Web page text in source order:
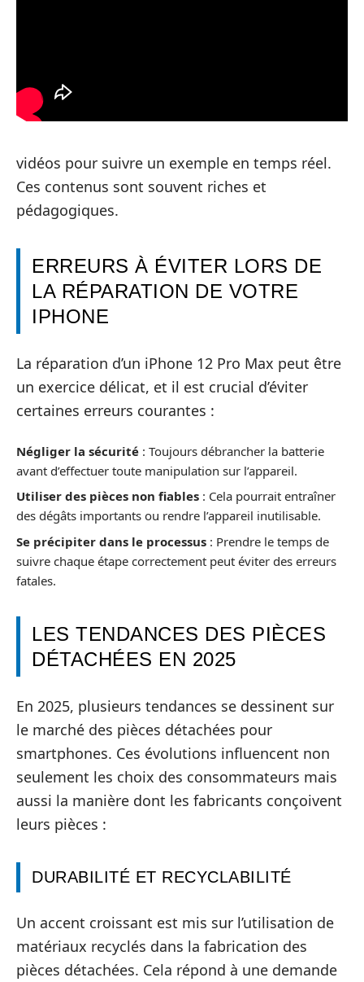
vidéos pour suivre un exemple en temps réel.
Ces contenus sont souvent riches et
pédagogiques.
ERREURS À ÉVITER LORS DE
LA RÉPARATION DE VOTRE
IPHONE
La réparation d’un iPhone 12 Pro Max peut être
un exercice délicat, et il est crucial d’éviter
certaines erreurs courantes :
Négliger la sécurité : Toujours débrancher la batterie
avant d’effectuer toute manipulation sur l’appareil.
Utiliser des pièces non fiables : Cela pourrait entraîner
des dégâts importants ou rendre l’appareil inutilisable.
Se précipiter dans le processus : Prendre le temps de
suivre chaque étape correctement peut éviter des erreurs
fatales.
LES TENDANCES DES PIÈCES
DÉTACHÉES EN 2025
En 2025, plusieurs tendances se dessinent sur
le marché des pièces détachées pour
smartphones. Ces évolutions influencent non
seulement les choix des consommateurs mais
aussi la manière dont les fabricants conçoivent
leurs pièces :
DURABILITÉ ET RECYCLABILITÉ
Un accent croissant est mis sur l’utilisation de
matériaux recyclés dans la fabrication des
pièces détachées. Cela répond à une demande